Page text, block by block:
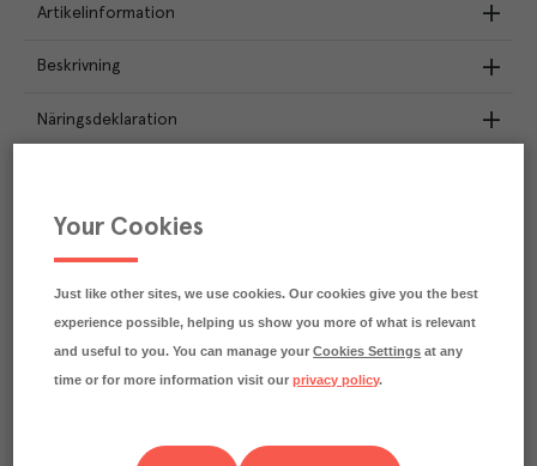
Artikelinformation
Beskrivning
Näringsdeklaration
Varje kilo av varan påverkar klimatet motsvarande
utsläppen av 7.9 kg koldioxid.
Your Cookies
Just like other sites, we use cookies. Our cookies give you the best
experience possible, helping us show you more of what is relevant
and useful to you. You can manage yourCookies Settings at any
time or for more information visit ourprivacy policy.